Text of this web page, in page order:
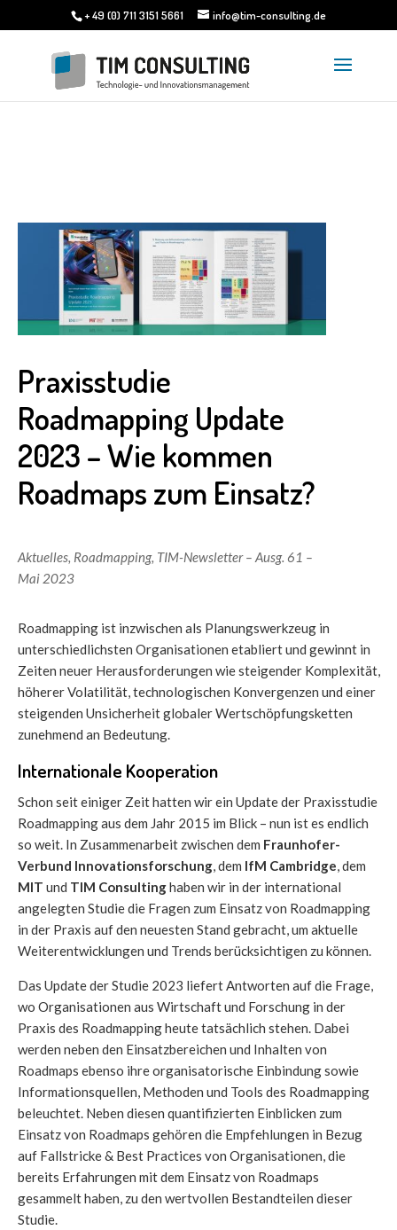
+ 49 (0) 711 3151 5661 info@tim-consulting.de
Praxisstudie
Roadmapping Update
2023 – Wie kommen
Roadmaps zum Einsatz?
Aktuelles, Roadmapping, TIM-Newsletter – Ausg. 61 –
Mai 2023
Roadmapping ist inzwischen als Planungswerkzeug in
unterschiedlichsten Organisationen etabliert und gewinnt in
Zeiten neuer Herausforderungen wie steigender Komplexität,
höherer Volatilität, technologischen Konvergenzen und einer
steigenden Unsicherheit globaler Wertschöpfungsketten
zunehmend an Bedeutung.
Internationale Kooperation
Schon seit einiger Zeit hatten wir ein Update der Praxisstudie
Roadmapping aus dem Jahr 2015 im Blick – nun ist es endlich
so weit. In Zusammenarbeit zwischen dem Fraunhofer-
Verbund Innovationsforschung, dem IfM Cambridge, dem
MIT und TIM Consultinghaben wir in der international
angelegten Studie die Fragen zum Einsatz von Roadmapping
in der Praxis auf den neuesten Stand gebracht, um aktuelle
Weiterentwicklungen und Trends berücksichtigen zu können.
Das Update der Studie 2023 liefert Antworten auf die Frage,
wo Organisationen aus Wirtschaft und Forschung in der
Praxis des Roadmapping heute tatsächlich stehen. Dabei
werden neben den Einsatzbereichen und Inhalten von
Roadmaps ebenso ihre organisatorische Einbindung sowie
Informationsquellen, Methoden und Tools des Roadmapping
beleuchtet. Neben diesen quantifizierten Einblicken zum
Einsatz von Roadmaps gehören die Empfehlungen in Bezug
auf Fallstricke & Best Practices von Organisationen, die
bereits Erfahrungen mit dem Einsatz von Roadmaps
gesammelt haben, zu den wertvollen Bestandteilen dieser
Studie.